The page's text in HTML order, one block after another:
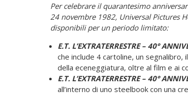
Per celebrare il quarantesimo
24 novembre 1982, Universal Pictures
disponibili per un periodo limitato:
E.T. L’EXTRATERRESTRE – 40°
che include 4 cartoline, un
della eceneggiatura, oltre al film e ai
E.T. L’EXTRATERRESTRE – 40°
all’interno di uno steelbook con una